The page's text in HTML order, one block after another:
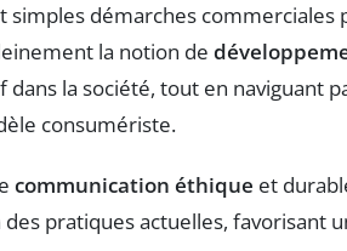
simples démarches commerciales
la notion de
la société, tout en naviguant
consumériste.
communication éthique et
pratiques actuelles, favorisant